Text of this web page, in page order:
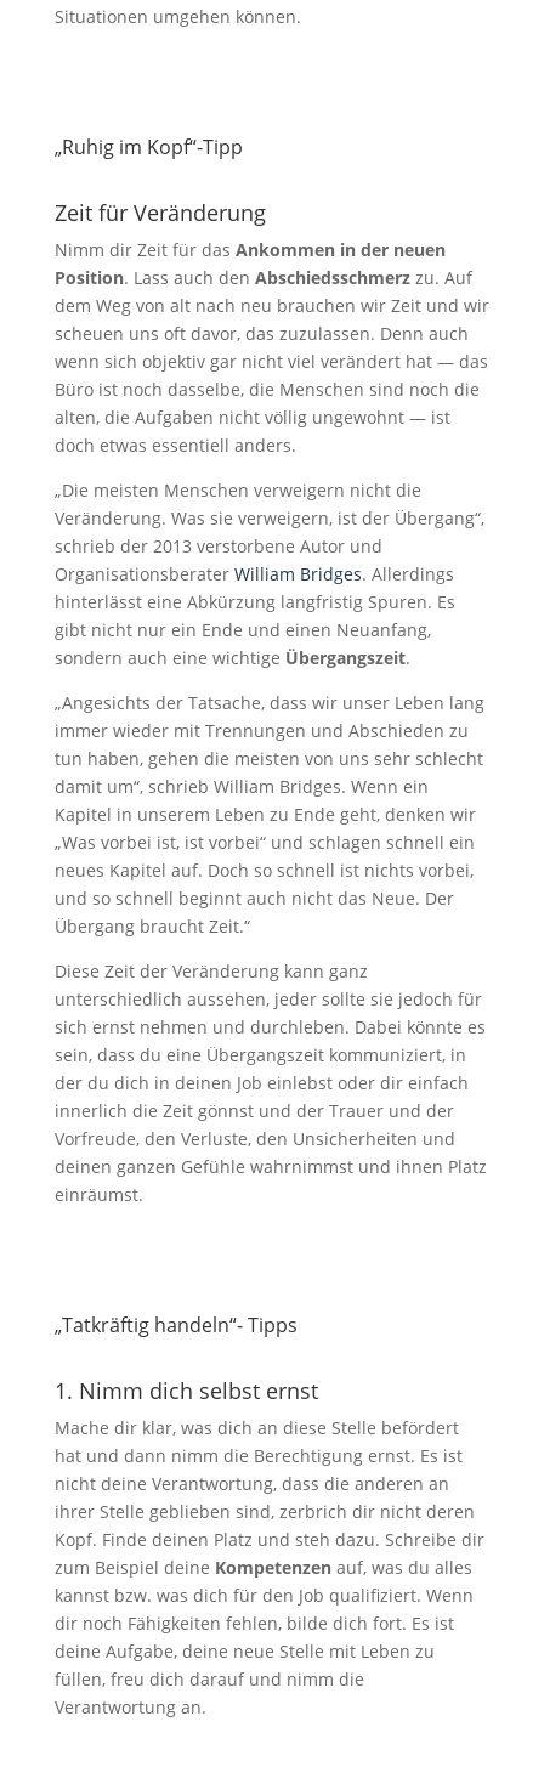
Situationen umgehen können.
„Ruhig im Kopf“-Tipp
Zeit für Veränderung
Nimm dir Zeit für das Ankommen in der neuen
Position. Lass auch den Abschiedsschmerzzu. Auf
dem Weg von alt nach neu brauchen wir Zeit und wir
scheuen uns oft davor, das zuzulassen. Denn auch
wenn sich objektiv gar nicht viel verändert hat — das
Büro ist noch dasselbe, die Menschen sind noch die
alten, die Aufgaben nicht völlig ungewohnt — ist
doch etwas essentiell anders.
„Die meisten Menschen verweigern nicht die
Veränderung. Was sie verweigern, ist der Übergang“,
schrieb der 2013 verstorbene Autor und
Organisationsberater William Bridges. Allerdings
hinterlässt eine Abkürzung langfristig Spuren. Es
gibt nicht nur ein Ende und einen Neuanfang,
sondern auch eine wichtige Übergangszeit.
„Angesichts der Tatsache, dass wir unser Leben lang
immer wieder mit Trennungen und Abschieden zu
tun haben, gehen die meisten von uns sehr schlecht
damit um“, schrieb William Bridges. Wenn ein
Kapitel in unserem Leben zu Ende geht, denken wir
„Was vorbei ist, ist vorbei“ und schlagen schnell ein
neues Kapitel auf. Doch so schnell ist nichts vorbei,
und so schnell beginnt auch nicht das Neue. Der
Übergang braucht Zeit.“
Diese Zeit der Veränderung kann ganz
unterschiedlich aussehen, jeder sollte sie jedoch für
sich ernst nehmen und durchleben. Dabei könnte es
sein, dass du eine Übergangszeit kommuniziert, in
der du dich in deinen Job einlebst oder dir einfach
innerlich die Zeit gönnst und der Trauer und der
Vorfreude, den Verluste, den Unsicherheiten und
deinen ganzen Gefühle wahrnimmst und ihnen Platz
einräumst.
„Tatkräftig handeln“- Tipps
1. Nimm dich selbst ernst
Mache dir klar, was dich an diese Stelle befördert
hat und dann nimm die Berechtigung ernst. Es ist
nicht deine Verantwortung, dass die anderen an
ihrer Stelle geblieben sind, zerbrich dir nicht deren
Kopf. Finde deinen Platz und steh dazu. Schreibe dir
zum Beispiel deine Kompetenzenauf, was du alles
kannst bzw. was dich für den Job qualifiziert. Wenn
dir noch Fähigkeiten fehlen, bilde dich fort. Es ist
deine Aufgabe, deine neue Stelle mit Leben zu
füllen, freu dich darauf und nimm die
Verantwortung an.